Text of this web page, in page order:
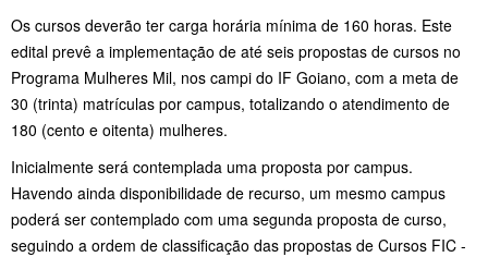
Os cursos deverão ter carga horária mínima de 160 horas. Este
edital prevê a implementação de até seis propostas de cursos no
Programa Mulheres Mil, nos campi do IF Goiano, com a meta de
30 (trinta) matrículas por campus, totalizando o atendimento de
180 (cento e oitenta) mulheres.
Inicialmente será contemplada uma proposta por campus.
Havendo ainda disponibilidade de recurso, um mesmo campus
poderá ser contemplado com uma segunda proposta de curso,
seguindo a ordem de classificação das propostas de Cursos FIC -